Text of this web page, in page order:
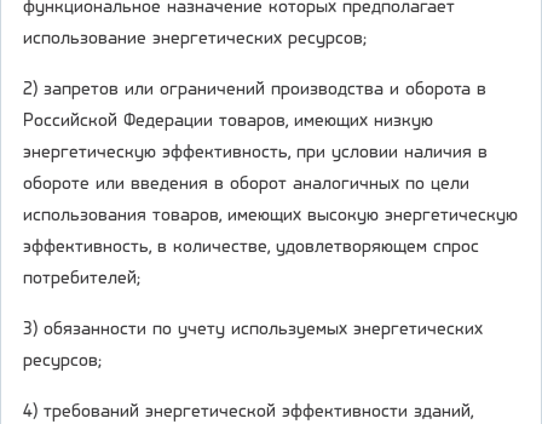
функциональное назначение которых предполагает
использование энергетических ресурсов;
2) запретов или ограничений производства и оборота в
Российской Федерации товаров, имеющих низкую
энергетическую эффективность, при условии наличия в
обороте или введения в оборот аналогичных по цели
использования товаров, имеющих высокую энергетическую
эффективность, в количестве, удовлетворяющем спрос
потребителей;
3) обязанности по учету используемых энергетических
ресурсов;
4) требований энергетической эффективности зданий,